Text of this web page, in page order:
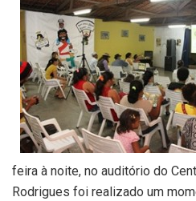
feira à noite, no auditório do
Rodrigues foi realizado um